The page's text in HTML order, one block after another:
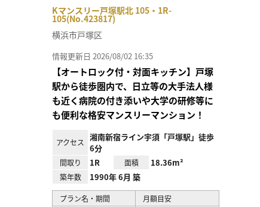
Kマンスリー戸塚駅北 105・1R-
105(No.423817)
横浜市戸塚区
情報更新日 2026/08/02 16:35
【オートロック付・対面キッチン】戸塚
駅から徒歩圏内で、日立等の大手法人様
も近く病院の付き添いや大学の研修等に
も便利な格安マンスリーマンション！
アクセス
湘南新宿ライン宇須「戸塚駅」徒歩
6分
間取り 1R 面積 18.36m²
築年数 1990年 6月 築
プラン名・期間 月額目安